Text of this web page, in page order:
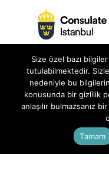
Genç Sesler
Çocuk
yürütülmektedir.
Size özel bazı
tutulabilmektedir.
nedeniyle bu
konusunda bir gizlilik
anlaşılır bulmazsanız
Tamam